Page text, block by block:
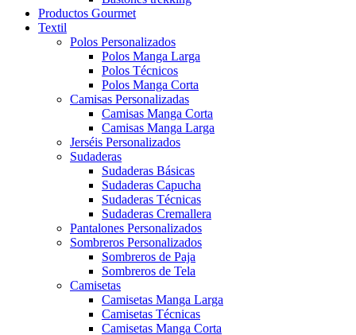
Productos Gourmet
Textil
Polos Personalizados
Polos Manga Larga
Polos Técnicos
Polos Manga Corta
Camisas Personalizadas
Camisas Manga Corta
Camisas Manga Larga
Jerséis Personalizados
Sudaderas
Sudaderas Básicas
Sudaderas Capucha
Sudaderas Técnicas
Sudaderas Cremallera
Pantalones Personalizados
Sombreros Personalizados
Sombreros de Paja
Sombreros de Tela
Camisetas
Camisetas Manga Larga
Camisetas Técnicas
Camisetas Manga Corta